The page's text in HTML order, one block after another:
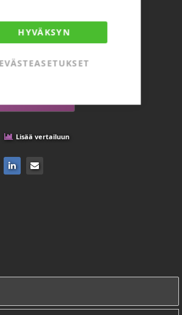
HYVÄKSYN
EVÄSTEASETUKSET
/ kappale
6,28 €
Lisää vertailuun